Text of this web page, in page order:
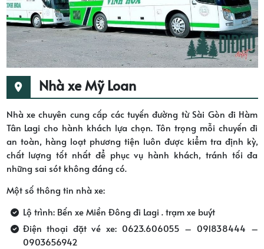
Nhà xe Mỹ Loan
Nhà xe chuyên cung cấp các tuyến đường từ Sài Gòn đi Hàm
Tân Lagi cho hành khách lựa chọn. Tôn trọng mỗi chuyến đi
an toàn, hàng loạt phương tiện luôn được kiểm tra định kỳ,
chất lượng tốt nhất để phục vụ hành khách, tránh tối đa
những sai sót không đáng có.
Một số thông tin nhà xe:
Lộ trình: Bến xe Miền Đông đi Lagi . trạm xe buýt
Điện thoại đặt vé xe: 0623.606055 – 091838444 –
0903656942